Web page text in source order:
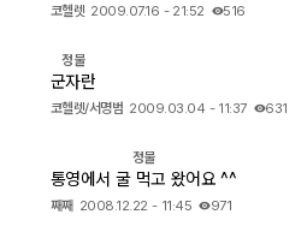
맛집 / 멋집
djslr 소개
코헬렛 2009.07.16 - 21:52 516
정물
군자란
코헬렛/서명범 2009.03.04 - 11:37 631
정물
통영에서 굴 먹고 왔어요 ^^
째째 2008.12.22 - 11:45 971